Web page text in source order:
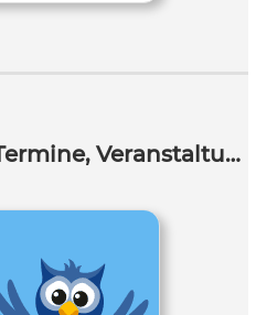
Bildungsangebote, Termine, Veranstaltungen